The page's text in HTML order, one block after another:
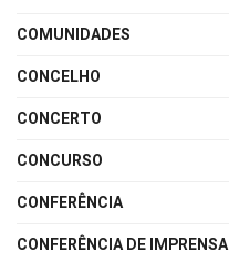
COMUNIDADES
CONCELHO
CONCERTO
CONCURSO
CONFERÊNCIA
CONFERÊNCIA DE IMPRENSA